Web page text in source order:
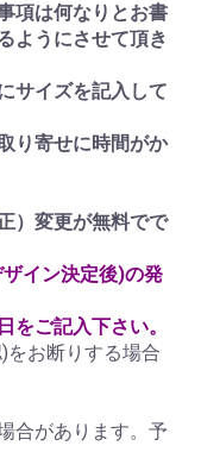
項は何なりとお書
ようにさせて頂き
サイズを記入して
り寄せに時間がか
）変更が無料でで
イン決定後)の発
をご記入下さい。
お断りする場合
合があります。予